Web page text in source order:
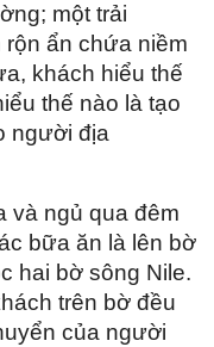
một trải
ẩn chứa niềm
khách hiểu thế
thế nào là tạo
người địa
và ngủ qua đêm
bữa ăn là lên bờ
hai bờ sông Nile.
trên bờ đều
của người